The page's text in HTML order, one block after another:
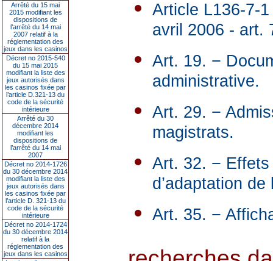
Arrêté du 15 mai
2015 modifiant les
dispositions de
l’arrêté du 14 mai
2007 relatif à la
réglementation des
jeux dans les casinos
Décret no 2015-540
du 15 mai 2015
modifiant la liste des
jeux autorisés dans
les casinos fixée par
l’article D.321-13 du
code de la sécurité
intérieure
Arrêté du 30
décembre 2014
modifiant les
dispositions de
l’arrêté du 14 mai
2007
Décret no 2014-1726
du 30 décembre 2014
modifiant la liste des
jeux autorisés dans
les casinos fixée par
l’article D. 321-13 du
code de la sécurité
intérieure
Décret no 2014-1724
du 30 décembre 2014
relatif à la
réglementation des
jeux dans les casinos
Article L136-7-
avril 2006 - art.
Art. 19. −
administrative.
Art. 29. −
magistrats.
Art. 32. − Effets
d’adaptation
Art. 35. −